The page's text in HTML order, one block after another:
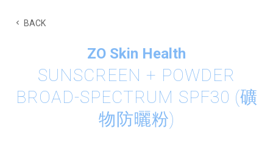
復過程中獲得更全面的保護
BACK
ZO Skin Health
SUNSCREEN + POWDER
BROAD-SPECTRUM SPF30 (礦
物防曬粉)